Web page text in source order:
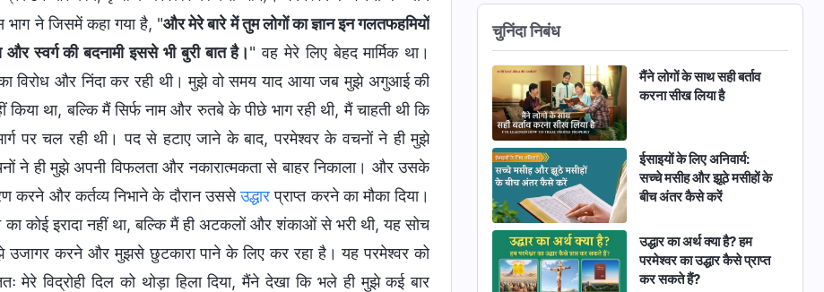
ने जिसमें कहा गया है, "और मेरे बारे में तुम लोगों का ज्ञान इन गलतफहमियों
स्वर्ग की बदनामी इससे भी बुरी बात है।" वह मेरे लिए बेहद मार्मिक था।
विरोध और निंदा कर रही थी। मुझे वो समय याद आया जब मुझे अगुआई की
था, बल्कि मैं सिर्फ नाम और रुतबे के पीछे भाग रही थी, मैं चाहती थी कि
पर चल रही थी। पद से हटाए जाने के बाद, परमेश्वर के वचनों ने ही मुझे
ने ही मुझे अपनी विफलता और नकारात्मकता से बाहर निकाला। और उसके
करने और कर्तव्य निभाने के दौरान उससेउद्धारप्राप्त करने का मौका दिया।
कोई इरादा नहीं था, बल्कि मैं ही अटकलों और शंकाओं से भरी थी, यह सोच
उजागर करने और मुझसे छुटकारा पाने के लिए कर रहा है। यह परमेश्वर को
विद्रोही दिल को थोड़ा हिला दिया, मैंने देखा कि भले ही मुझे कई बार
चुनिंदा निबंध
मैंने लोगों के साथ सही बर्ताव
करना सीख लिया है
ईसाइयों के लिए अनिवार्य:
सच्चे मसीह और झूठे मसीहों के
बीच अंतर कैसे करें
उद्धार का अर्थ क्या है? हम
परमेश्वर का उद्धार कैसे प्राप्त
कर सकते हैं?